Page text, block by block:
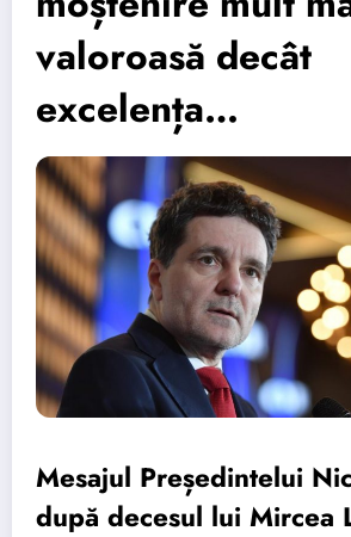
valoroasă decât
excelența…
Mesajul Președintelui
după decesul lui Mircea